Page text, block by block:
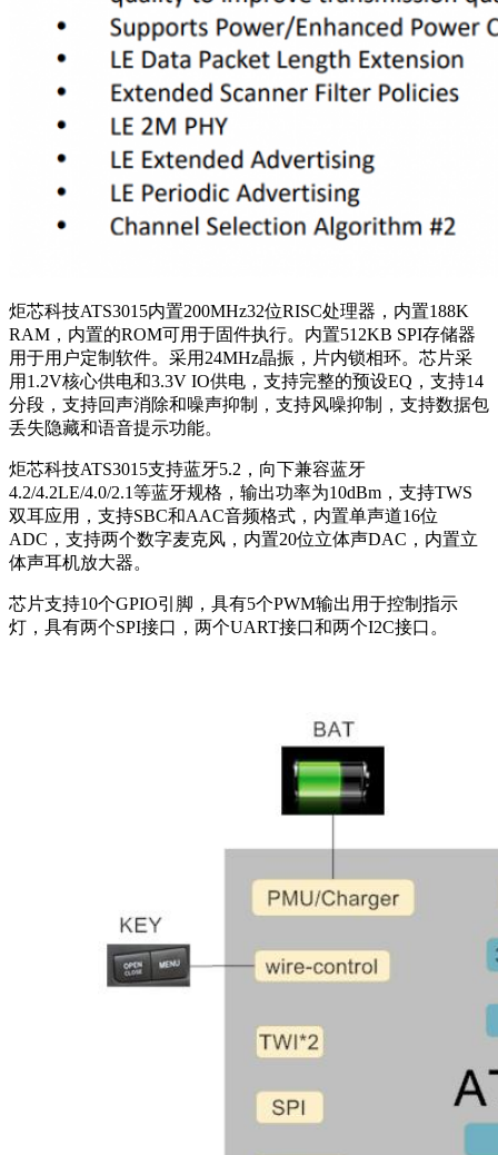
炬芯科技ATS3015内置200MHz32位RISC处理器，内置188K
RAM，内置的ROM可用于固件执行。内置512KB SPI存储器
用于用户定制软件。采用24MHz晶振，片内锁相环。芯片采
用1.2V核心供电和3.3V IO供电，支持完整的预设EQ，支持14
分段，支持回声消除和噪声抑制，支持风噪抑制，支持数据包
丢失隐藏和语音提示功能。
炬芯科技ATS3015支持蓝牙5.2，向下兼容蓝牙
4.2/4.2LE/4.0/2.1等蓝牙规格，输出功率为10dBm，支持TWS
双耳应用，支持SBC和AAC音频格式，内置单声道16位
ADC，支持两个数字麦克风，内置20位立体声DAC，内置立
体声耳机放大器。
芯片支持10个GPIO引脚，具有5个PWM输出用于控制指示
灯，具有两个SPI接口，两个UART接口和两个I2C接口。